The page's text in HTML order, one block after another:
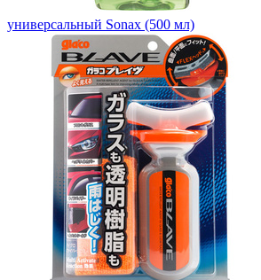
универсальный Sonax (500 мл)